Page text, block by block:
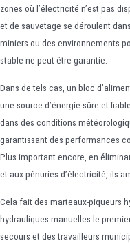
zones où l’électricité n’est pas
et de sauvetage se déroulent
miniers ou des environnements
stable ne peut être garantie.
Dans de tels cas, un bloc
une source d’énergie sûre et
dans des conditions
garantissant des performances
Plus important encore, en
et aux pénuries d’électricité, ils
Cela fait des marteaux-piqueurs
hydrauliques manuelles le
secours et des travailleurs